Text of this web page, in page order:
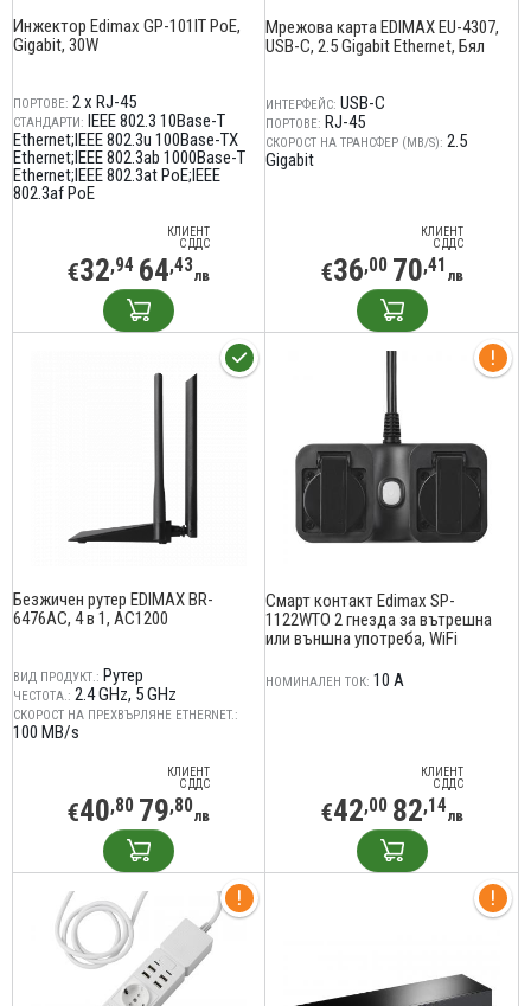
Инжектор Edimax GP-101IT PoE,
Gigabit, 30W
ПОРТОВЕ: 2 x RJ-45
СТАНДАРТИ: IEEE 802.3 10Base-T
Ethernet;IEEE 802.3u 100Base-TX
Ethernet;IEEE 802.3ab 1000Base-T
Ethernet;IEEE 802.3at PoE;IEEE
802.3af PoE
КЛИЕНТ
С ДДС
€32,94 64,43лв
Мрежова карта EDIMAX EU-4307,
USB-C, 2.5 Gigabit Ethernet, Бял
ИНТЕРФЕЙС: USB-C
ПОРТОВЕ: RJ-45
СКОРОСТ НА ТРАНСФЕР (MB/S): 2.5
Gigabit
КЛИЕНТ
С ДДС
€36,00 70,41 лв
Безжичен рутер EDIMAX BR-
6476AC, 4 в 1, AC1200
ВИД ПРОДУКТ.: Рутер
ЧЕСТОТА.: 2.4 GHz 5 GHz
СКОРОСТ НА ПРЕХВЪРЛЯНЕ ETHERNET.:
100 MB/s
КЛИЕНТ
С ДДС
€40,80 79,80лв
Смарт контакт Edimax SP-
1122WTO 2 гнезда за вътрешна
или външна употреба, WiFi
НОМИНАЛЕН ТОК: 10 A
КЛИЕНТ
С ДДС
€42,00 82,14лв